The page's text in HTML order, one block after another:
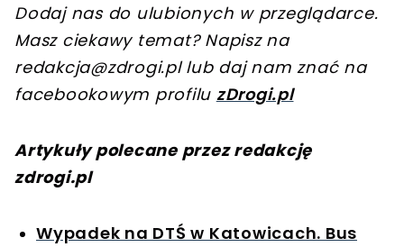
Dodaj nas do ulubionych w przeglądarce.
Masz ciekawy temat? Napisz na
redakcja@zdrogi.pllub daj nam znać na
facebookowym profilu zDrogi.pl
Artykuły polecane przez redakcję
zdrogi.pl
Wypadek na DTŚ w Katowicach. Bus